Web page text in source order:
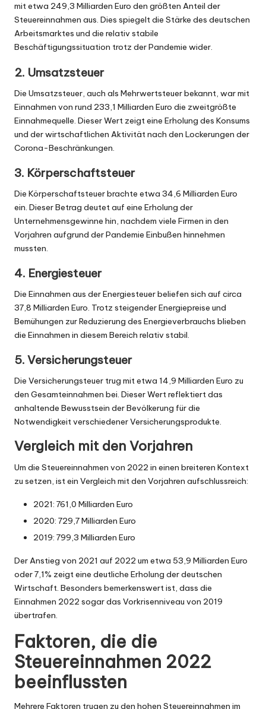
mit etwa 249,3 Milliarden Euro den größten Anteil der
Steuereinnahmen aus. Dies spiegelt die Stärke des deutschen
Arbeitsmarktes und die relativ stabile
Beschäftigungssituation trotz der Pandemie wider.
2. Umsatzsteuer
Die Umsatzsteuer, auch als Mehrwertsteuer bekannt, war mit
Einnahmen von rund 233,1 Milliarden Euro die zweitgrößte
Einnahmequelle. Dieser Wert zeigt eine Erholung des Konsums
und der wirtschaftlichen Aktivität nach den Lockerungen der
Corona-Beschränkungen.
3. Körperschaftsteuer
Die Körperschaftsteuer brachte etwa 34,6 Milliarden Euro
ein. Dieser Betrag deutet auf eine Erholung der
Unternehmensgewinne hin, nachdem viele Firmen in den
Vorjahren aufgrund der Pandemie Einbußen hinnehmen
mussten.
4. Energiesteuer
Die Einnahmen aus der Energiesteuer beliefen sich auf circa
37,8 Milliarden Euro. Trotz steigender Energiepreise und
Bemühungen zur Reduzierung des Energieverbrauchs blieben
die Einnahmen in diesem Bereich relativ stabil.
5. Versicherungsteuer
Die Versicherungsteuer trug mit etwa 14,9 Milliarden Euro zu
den Gesamteinnahmen bei. Dieser Wert reflektiert das
anhaltende Bewusstsein der Bevölkerung für die
Notwendigkeit verschiedener Versicherungsprodukte.
Vergleich mit den Vorjahren
Um die Steuereinnahmen von 2022 in einen breiteren Kontext
zu setzen, ist ein Vergleich mit den Vorjahren aufschlussreich:
2021: 761,0 Milliarden Euro
2020: 729,7 Milliarden Euro
2019: 799,3 Milliarden Euro
Der Anstieg von 2021 auf 2022 um etwa 53,9 Milliarden Euro
oder 7,1% zeigt eine deutliche Erholung der deutschen
Wirtschaft. Besonders bemerkenswert ist, dass die
Einnahmen 2022 sogar das Vorkrisenniveau von 2019
übertrafen.
Faktoren, die die
Steuereinnahmen 2022
beeinflussten
Mehrere Faktoren trugen zu den hohen Steuereinnahmen im